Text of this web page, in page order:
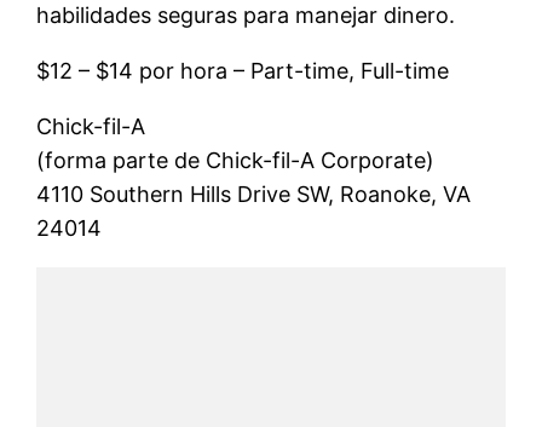
habilidades seguras para manejar dinero.
$12 – $14 por hora – Part-time, Full-time
Chick-fil-A
(forma parte de Chick-fil-A Corporate)
4110 Southern Hills Drive SW, Roanoke, VA
24014